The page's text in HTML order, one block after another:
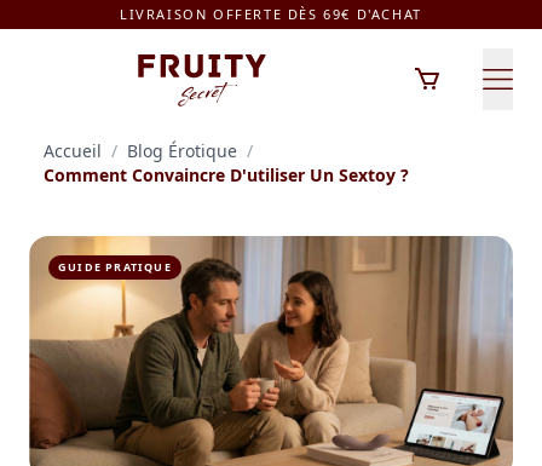
LIVRAISON OFFERTE DÈS 69€ D'ACHAT
Fruity Secret - Retour à l'accueil
Accueil / Blog Érotique /
Comment Convaincre D'utiliser Un Sextoy ?
GUIDE PRATIQUE